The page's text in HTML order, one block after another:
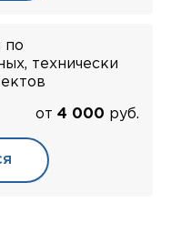
по
технически
от 4 000 руб.